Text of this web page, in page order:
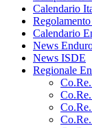
Calendario
Calendario
News
News ISDE
Regionale